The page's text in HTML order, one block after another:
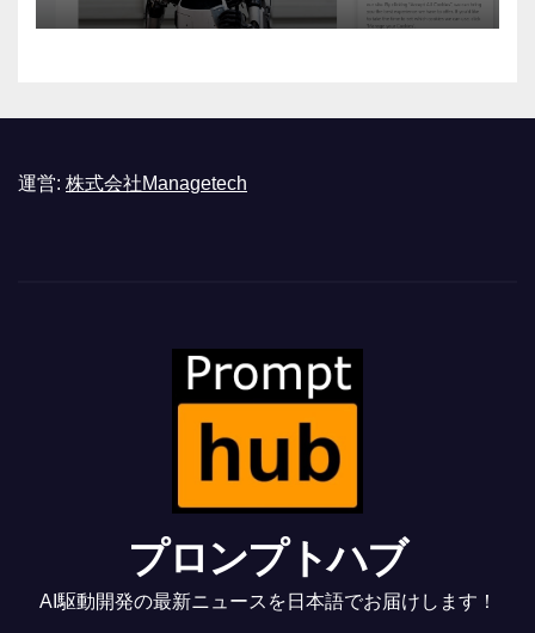
運営: 株式会社Managetech
プロンプトハブ
AI駆動開発の最新ニュースを日本語でお届けします！